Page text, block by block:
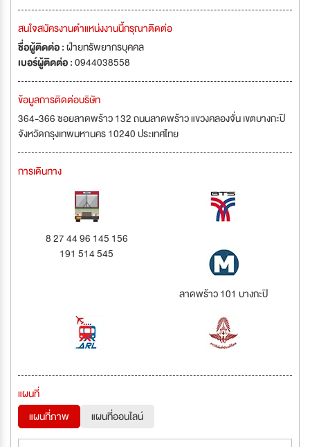
สนใจสมัครงานตำแหน่งงานนี้กรุณาติดต่อ
ชื่อผู้ติดต่อ :ฝ่ายทรัพยากรบุคคล
เบอร์ผู้ติดต่อ :0944038558
ข้อมูลการติดต่อบริษัท
364-366 ซอยลาดพร้าว 132 ถนนลาดพร้าว แขวงคลองจั่น เขตบางกะปิ
จังหวัดกรุงเทพมหานคร 10240 ประเทศไทย
การเดินทาง
8 27 44 96 145 156
191 514 545
ลาดพร้าว 101 บางกะปิ
แผนที่
แผนที่ภาพ
แผนที่ออนไลน์